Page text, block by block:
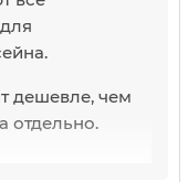
дешевле, чем
отдельно.